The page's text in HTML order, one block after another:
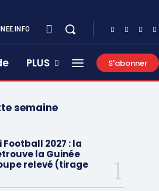
PLUS S'abonner
semaine
Football 2027 : la
la Guinée
relevé (tirage